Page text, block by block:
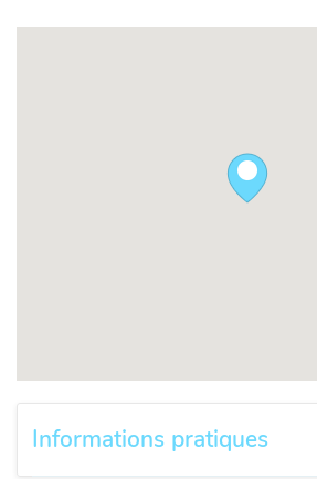
Informations pratiques